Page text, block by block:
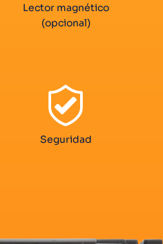
Lector magnético
(opcional)
Seguridad